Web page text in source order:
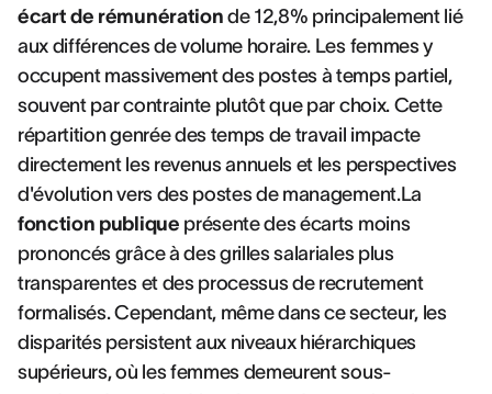
écart de rémunération de 12,8% principalement lié
aux différences de volume horaire. Les femmes y
occupent massivement des postes à temps partiel,
souvent par contrainte plutôt que par choix. Cette
répartition genrée des temps de travail impacte
directement les revenus annuels et les perspectives
d'évolution vers des postes de management.La
fonction publique présente des écarts moins
prononcés grâce à des grilles salariales plus
transparentes et des processus de recrutement
formalisés. Cependant, même dans ce secteur, les
disparités persistent aux niveaux hiérarchiques
supérieurs, où les femmes demeurent sous-